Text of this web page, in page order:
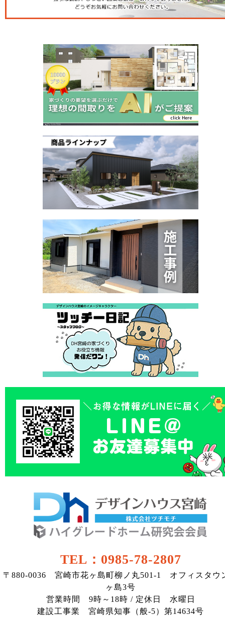
TEL：0985-78-2807
〒880-0036 宮崎市花ヶ島町柳ノ丸501-1 オフィスタウ
ヶ島3号
営業時間 9時～18時 / 定休日 水曜日
建設工事業 宮崎県知事（般-5）第14634号